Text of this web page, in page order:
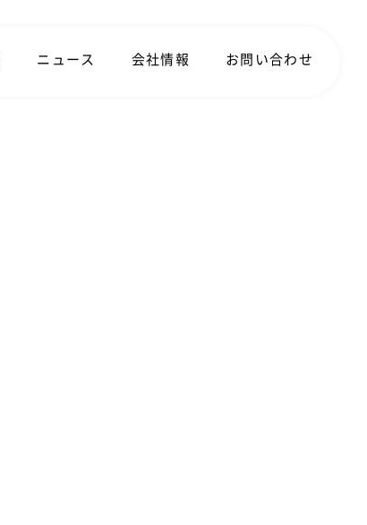
ニュース 会社情報 お問い合わせ